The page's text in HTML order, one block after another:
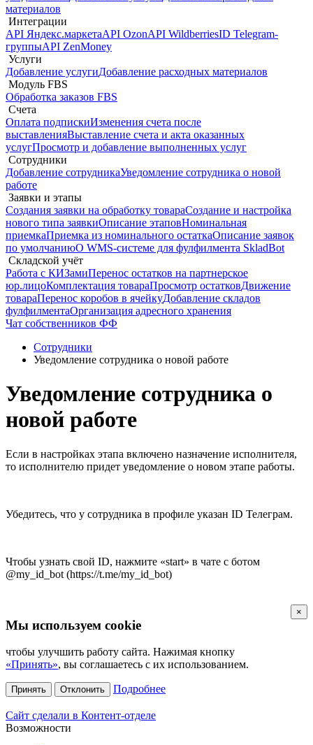
материалов
Интеграции
API Яндекс.маркетаAPI OzonAPI WildberriesID Telegram-
группыAPI ZenMoney
Услуги
Добавление услугиДобавление расходных материалов
Модуль FBS
Обработка заказов FBS
Счета
Оплата подпискиИзменения счета после
выставленияВыставление счета и акта оказанных
услугПросмотр и добавление выполненных услуг
Сотрудники
Добавление сотрудникаУведомление сотрудника о новой
работе
Заявки и этапы
Создания заявки на обработку товараСоздание и настройка
нового типа заявкиОписание этаповНоминальная
приемкаПриемка из номинального остаткаОписание заявок
по умолчаниюО WMS-системе для фулфилмента SkladBot
Складской учёт
Работа с КИЗамиПеренос остатков на партнерское
юр.лицоКомплектация товараПросмотр остатковДвижение
товараПеренос коробов в ячейкуДобавление складов
фулфилментаОрганизация адресного хранения
Чат собственников ФФ
Сотрудники
Уведомление сотрудника о новой работе
Уведомление сотрудника о
новой работе
Если в настройках этапа включено назначение исполнителя,
то исполнителю придет уведомление о новом этапе работы.
Убедитесь, что у сотрудника в профиле указан ID Телеграм.
Чтобы узнать свой ID, нажмите «start» в чате с ботом
@my_id_bot (https://t.me/my_id_bot)
Мы используем cookie
чтобы улучшить работу сайта. Нажимая кнопку
«Принять», вы соглашаетесь с их использованием.
×
Принять Отклонить Подробнее
Сайт сделали в Контент-отделе
Возможности